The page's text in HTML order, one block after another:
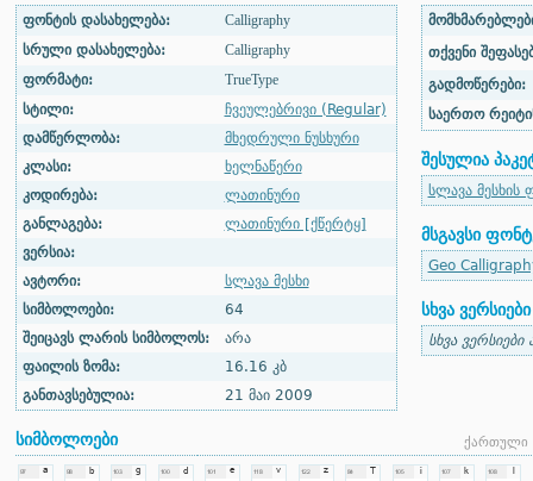
ფონტის დასახელება:
Calligraphy
სრული დასახელება:
Calligraphy
ფორმატი:
TrueType
სტილი:
ჩვეულებრივი (Regular)
დამწერლობა:
მხედრული ნუსხური
კლასი:
ხელნაწერი
კოდირება:
ლათინური
განლაგება:
ლათინური [ქწერტყ]
ვერსია:
ავტორი:
სლავა მესხი
სიმბოლოები:
64
შეიცავს ლარის სიმბოლოს:
არა
ფაილის ზომა:
16.16 კბ
განთავსებულია:
21 მაი 2009
თქვენი
გადმოწერები:
საერთო
შესულია
სლავა მესხის
მსგავსი
Geo
სხვა ვერსიები
სხვა ვერსიები
სიმბოლოები ქართული